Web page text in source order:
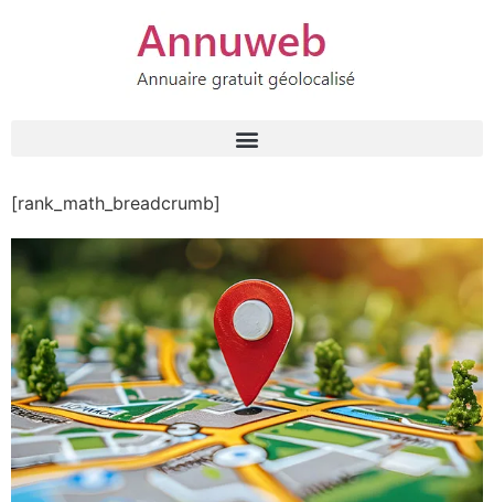
[rank_math_breadcrumb]